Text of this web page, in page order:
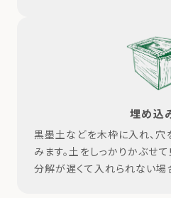
埋め込
黒墨土などを木枠に入れ、穴
みます。土をしっかりかぶせ
分解が遅くて入れられない場